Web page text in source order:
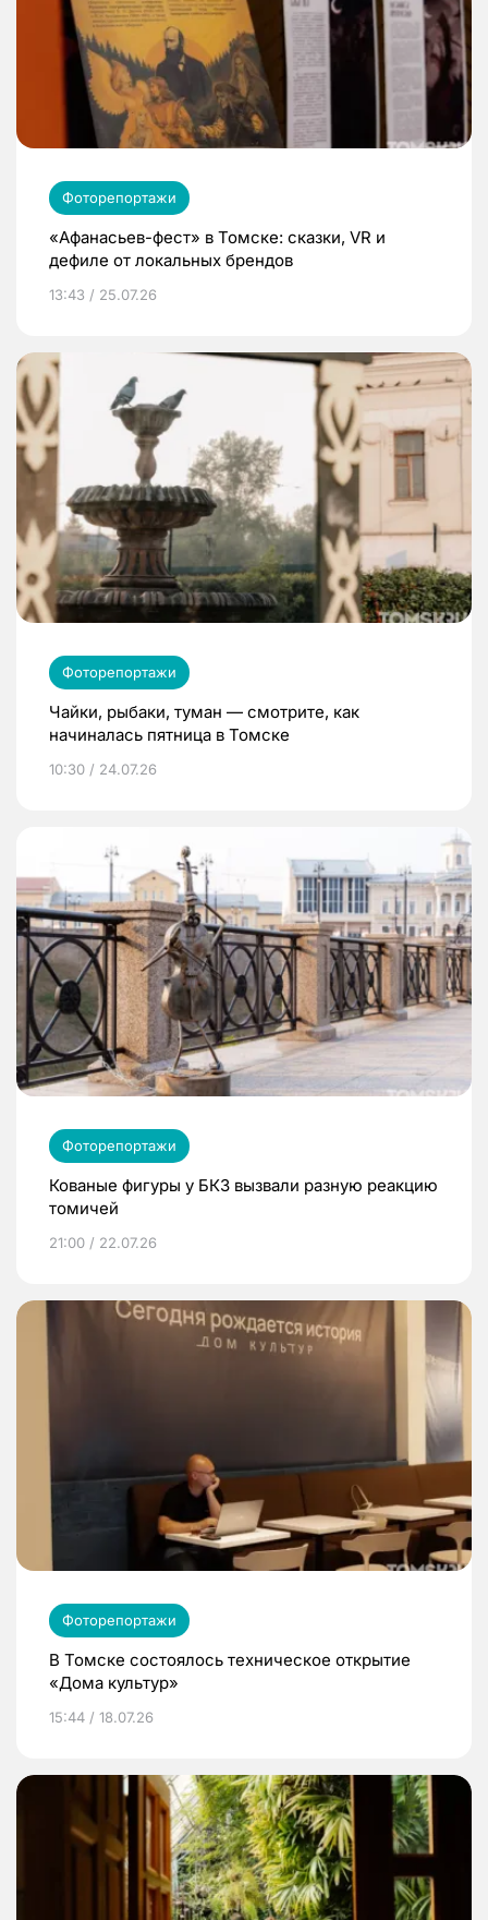
Фоторепортажи
«Афанасьев-фест» в Томске: сказки, VR и
дефиле от локальных брендов
13:43 / 25.07.26
Фоторепортажи
Чайки, рыбаки, туман — смотрите, как
начиналась пятница в Томске
10:30 / 24.07.26
Фоторепортажи
Кованые фигуры у БКЗ вызвали разную реакцию
томичей
21:00 / 22.07.26
Фоторепортажи
В Томске состоялось техническое открытие
«Дома культур»
15:44 / 18.07.26